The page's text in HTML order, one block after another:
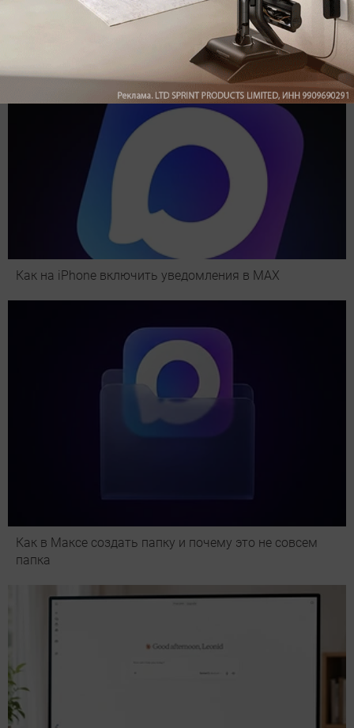
Подпишись на наш канал в мессенджере МАХ
Как на iPhone включить уведомления в MAX
Как в Максе создать папку и почему это не совсем
папка